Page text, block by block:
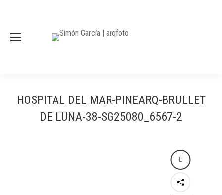
HOSPITAL DEL MAR-PINEARQ-BRULLET
DE LUNA-38-SG25080_6567-2